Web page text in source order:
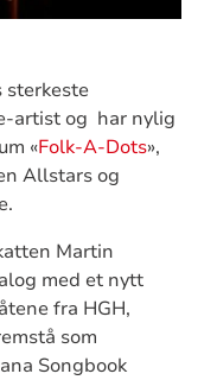
sterkeste
artist og har nylig
«Folk-A-Dots»,
Allstars og
Martin
med et nytt
fra HGH,
som
Songbook